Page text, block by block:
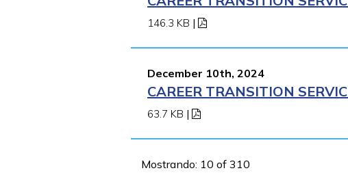
146.3 KB |
December 10th, 2024
CAREER TRANSITION
63.7 KB |
Mostrando: 10 of 310